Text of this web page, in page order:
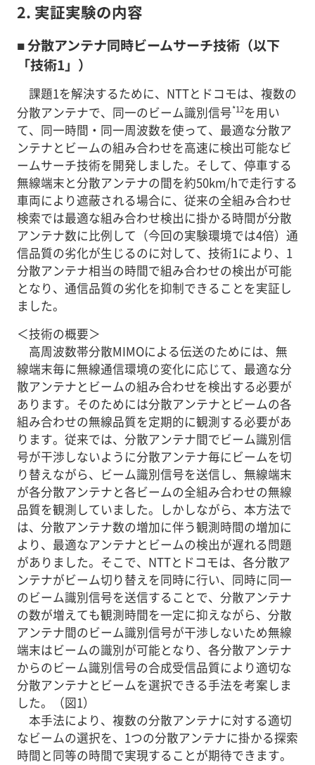
2. 実証実験の内容
■ 分散アンテナ同時ビームサーチ技術（以下
「技術1」）
課題1を解決するために、NTTとドコモは、複数の
分散アンテナで、同一のビーム識別信号*12を用い
て、同一時間・同一周波数を使って、最適な分散ア
ンテナとビームの組み合わせを高速に検出可能なビ
ームサーチ技術を開発しました。そして、停車する
無線端末と分散アンテナの間を約50km/hで走行する
車両により遮蔽される場合に、従来の全組み合わせ
検索では最適な組み合わせ検出に掛かる時間が分散
アンテナ数に比例して（今回の実験環境では4倍）通
信品質の劣化が生じるのに対して、技術1により、1
分散アンテナ相当の時間で組み合わせの検出が可能
となり、通信品質の劣化を抑制できることを実証し
ました。
＜技術の概要＞
高周波数帯分散MIMOによる伝送のためには、無
線端末毎に無線通信環境の変化に応じて、最適な分
散アンテナとビームの組み合わせを検出する必要が
あります。そのためには分散アンテナとビームの各
組み合わせの無線品質を定期的に観測する必要があ
ります。従来では、分散アンテナ間でビーム識別信
号が干渉しないように分散アンテナ毎にビームを切
り替えながら、ビーム識別信号を送信し、無線端末
が各分散アンテナと各ビームの全組み合わせの無線
品質を観測していました。しかしながら、本方法で
は、分散アンテナ数の増加に伴う観測時間の増加に
より、最適なアンテナとビームの検出が遅れる問題
がありました。そこで、NTTとドコモは、各分散ア
ンテナがビーム切り替えを同時に行い、同時に同一
のビーム識別信号を送信することで、分散アンテナ
の数が増えても観測時間を一定に抑えながら、分散
アンテナ間のビーム識別信号が干渉しないため無線
端末はビームの識別が可能となり、各分散アンテナ
からのビーム識別信号の合成受信品質により適切な
分散アンテナとビームを選択できる手法を考案しま
した。（図1）
本手法により、複数の分散アンテナに対する適切
なビームの選択を、1つの分散アンテナに掛かる探索
時間と同等の時間で実現することが期待できます。